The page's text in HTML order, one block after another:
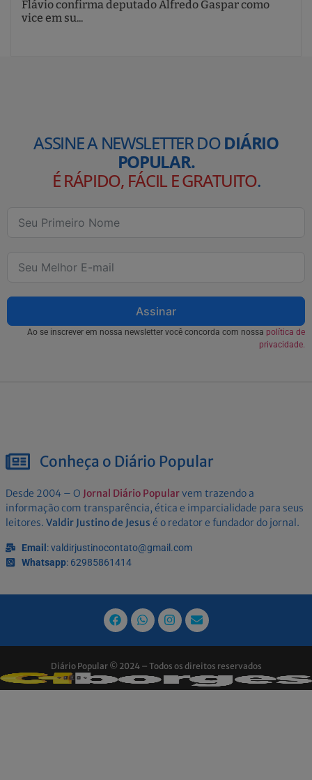
Flávio confirma deputado Alfredo Gaspar como
vice em su...
ASSINE A NEWSLETTER DODIÁRIO
POPULAR.
É RÁPIDO, FÁCIL E GRATUITO.
Assinar
Ao se inscrever em nossa newsletter você concorda com nossa política de
privacidade.
Conheça o Diário Popular
Desde 2004 – O Jornal Diário Popularvem trazendo a
informação com transparência, ética e imparcialidade para seus
leitores. Valdir Justino de Jesus é o redator e fundador do jornal.
Email: valdirjustinocontato@gmail.com
Whatsapp: 62985861414
Diário Popular © 2024 – Todos os direitos reservados